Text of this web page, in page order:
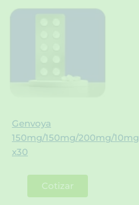
Genvoya
150mg/150mg/200mg/10mg
x30
Cotizar